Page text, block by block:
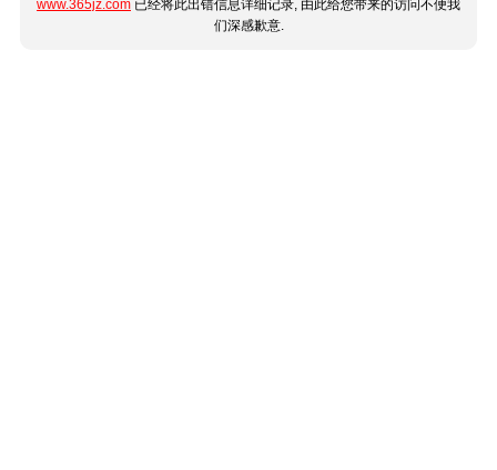
www.365jz.com 已经将此出错信息详细记录, 由此给您带来的访问不便我
们深感歉意.